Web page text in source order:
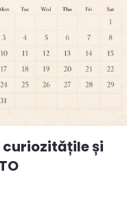
curiozitățile și